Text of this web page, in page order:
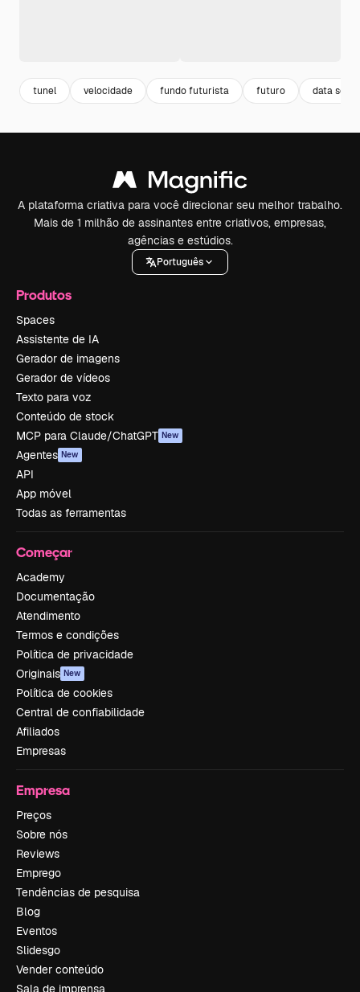
tunel velocidade fundo futurista futuro data
A plataforma criativa para você direcionar seu melhor trabalho.
Mais de 1 milhão de assinantes entre criativos, empresas,
agências e estúdios.
Português
Produtos
Spaces
Assistente de IA
Gerador de imagens
Gerador de vídeos
Texto para voz
Conteúdo de stock
MCP para Claude/ChatGPT New
Agentes New
API
App móvel
Todas as ferramentas
Começar
Academy
Documentação
Atendimento
Termos e condições
Política de privacidade
Originais New
Política de cookies
Central de confiabilidade
Afiliados
Empresas
Empresa
Preços
Sobre nós
Reviews
Emprego
Tendências de pesquisa
Blog
Eventos
Slidesgo
Vender conteúdo
Sala de imprensa